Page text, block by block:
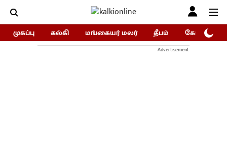
முகப்பு கல்கி மங்கையர் மலர் தீபம் கோகுலம்/
Advertisement